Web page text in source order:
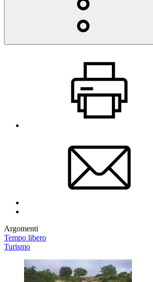
Argomenti
Tempo libero
Turismo